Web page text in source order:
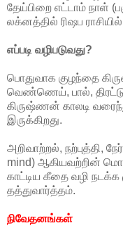
தேய்பிறை எட்டாம் நாள்
லக்னத்தில் ரிஷப
எப்படி வழிபடுவது?
பொதுவாக குழந்தை
வெண்ணெய், பால்,
கிருஷ்ணன் காலடி
இருக்கிறது.
அறிவாற்றல், நற்புத்தி,
mind) ஆகியவற்றின்
காட்டிய கீதை வழி
தத்துவார்த்தம்.
நிவேதனங்கள்